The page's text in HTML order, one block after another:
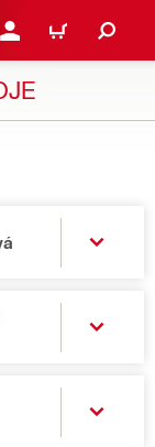
ALEBO
KOŠÍK